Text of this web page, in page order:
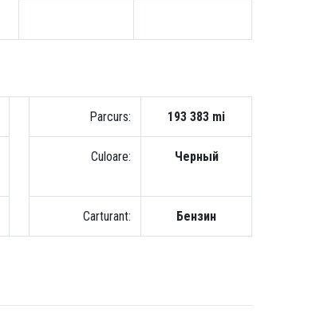
Parcurs: 193 383 mi
Culoare: Черный
Carturant: Бензин